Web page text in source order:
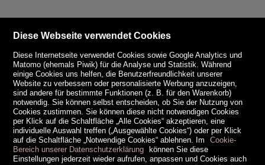
Diese Webseite verwendet Cookies
Diese Internetseite verwendet Cookies sowie Google Analytics und
Matomo (ehemals Piwik) für die Analyse und Statistik. Während
einige Cookies uns helfen, die Benutzerfreundlichkeit unserer
Website zu verbessern oder personalisierte Werbung anzuzeigen,
sind andere für bestimmte Funktionen (z. B. für den Warenkorb)
notwendig. Sie können selbst entscheiden, ob Sie der Nutzung von
Cookies zustimmen. Sie können diese nicht notwendigen Cookies
per Klick auf die Schaltfläche „Alle Cookies“ akzeptieren, eine
individuelle Auswahl treffen („Ausgewählte Cookies“) oder per Klick
auf die Schaltfläche „Notwendige Cookies“ ablehnen. Im
Cookie-
Bereich unserer Datenschutzerklärung können Sie diese
Einstellungen jederzeit wieder aufrufen, anpassen und Cookies auch